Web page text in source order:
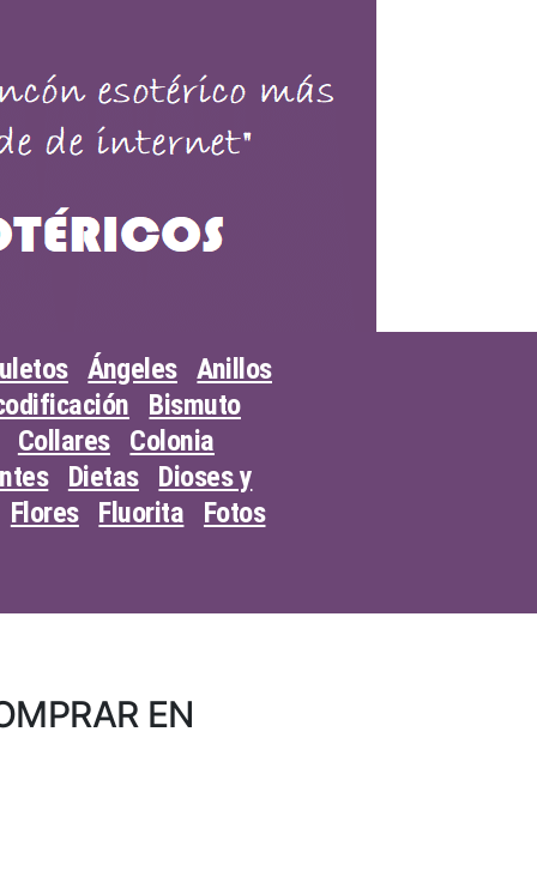
Ángeles Anillos
Bismuto
Collares
Colonia
Dietas
Dioses y
Flores Fluorita
Fotos
EN